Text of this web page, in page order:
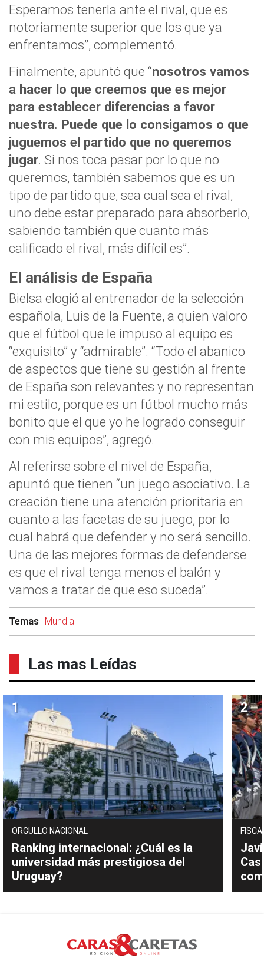
Esperamos tenerla ante el rival, que es
notoriamente superior que los que ya
enfrentamos”, complementó.
Finalmente, apuntó que “nosotros vamos
a hacer lo que creemos que es mejor
para establecer diferencias a favor
nuestra. Puede que lo consigamos o que
juguemos el partido que no queremos
jugar. Si nos toca pasar por lo que no
queremos, también sabemos que es un
tipo de partido que, sea cual sea el rival,
uno debe estar preparado para absorberlo,
sabiendo también que cuanto más
calificado el rival, más difícil es”.
El análisis de España
Bielsa elogió al entrenador de la selección
española, Luis de la Fuente, a quien valoro
que el fútbol que le impuso al equipo es
“exquisito” y “admirable”. “Todo el abanico
de aspectos que tiene su gestión al frente
de España son relevantes y no representan
mi estilo, porque es un fútbol mucho más
bonito que el que yo he logrado conseguir
con mis equipos”, agregó.
Al referirse sobre el nivel de España,
apuntó que tienen “un juego asociativo. La
creación tiene una atención prioritaria en
cuanto a las facetas de su juego, por lo
cual habrá que defender y no será sencillo.
Una de las mejores formas de defenderse
es que el rival tenga menos el balón y
vamos a tratar de que eso suceda”.
Temas Mundial
Las mas Leídas
ORGULLO NACIONAL
Ranking internacional: ¿Cuál es la
universidad más prestigiosa del
Uruguay?